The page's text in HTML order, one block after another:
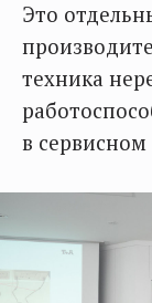
Это
техника
в сервисном